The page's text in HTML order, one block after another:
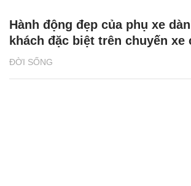
ĐỜI SỐNG
Hành động đẹp của phụ xe
khách đặc biệt trên chuyến xe